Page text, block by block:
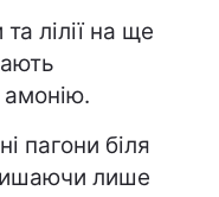
лілії на ще
амонію.
пагони біля
лише